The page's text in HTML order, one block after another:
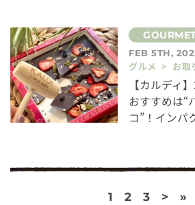
FEB 5TH,
グルメ > お取
【カルディ
おすすめは“
コ”！インパ
1 2 3 > »